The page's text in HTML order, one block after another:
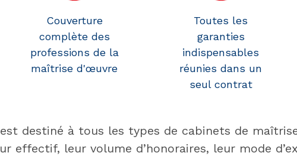
Couverture
complète des
professions de la
maîtrise d'œuvre
Toutes les
garanties
indispensables
réunies dans un
seul contrat
destiné à tous les types de cabinets de
effectif, leur volume d’honoraires, leur mode